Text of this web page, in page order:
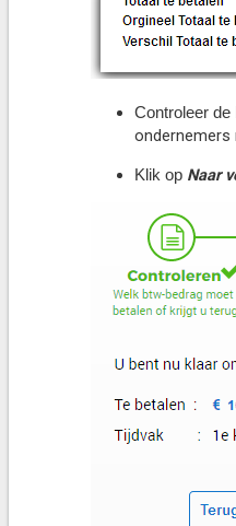
Controleer
ondernemers
Klik op Naar